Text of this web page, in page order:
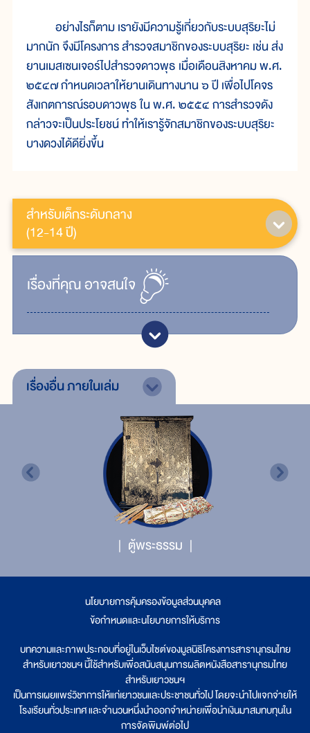
สำหรับเด็กระดับกลาง
(12-14 ปี)
เรื่ิองที่คุณอาจสนใจ
อย่างไรก็ตาม เรายังมีความรู้เกี่ยวกับระบบสุริยะไม่
มากนัก จึงมีโครงการ สำรวจสมาชิกของระบบสุริยะ เช่น ส่ง
ยานเมสเซนเจอร์ไปสำรวจดาวพุธ เมื่อเดือนสิงหาคม พ.ศ.
๒๕๔๗ กำหนดเวลาให้ยานเดินทางนาน ๖ ปี เพื่อไปโคจร
สังเกตการณ์รอบดาวพุธ ใน พ.ศ. ๒๕๕๔ การสำรวจดัง
กล่าวจะเป็นประโยชน์ ทำให้เรารู้จักสมาชิกของระบบสุริยะ
บางดวงได้ดียิ่งขึ้น
เรื่องอื่นภายในเล่ม
ตู้พระธรรม
นโยบายการคุ้มครองข้อมูลส่วนบุคคล
ข้อกำหนดและนโยบายการให้บริการ
บทความและภาพประกอบที่อยู่ในเว็บไซต์ของมูลนิธิโครงการสารานุกรมไทย
สำหรับเยาวชนฯ นี้ใช้สำหรับเพื่อสนับสนุนการผลิตหนังสือสารานุกรมไทย
สำหรับเยาวชนฯ
เป็นการเผยแพร่วิชาการให้แก่เยาวชนและประชาชนทั่วไป โดยจะนำไปแจกจ่ายให้
โรงเรียนทั่วประเทศ และจำนวนหนึ่งนำออกจำหน่ายเพื่อนำเงินมาสมทบทุนใน
การจัดพิมพ์ต่อไป